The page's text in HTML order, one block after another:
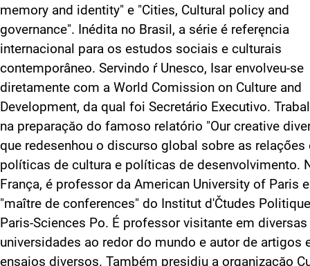
memory and identity" e "Cities, Cultural policy and
governance". Inédita no Brasil, a série é referęncia
internacional para os estudos sociais e culturais
contemporâneo. Servindo ŕ Unesco, Isar envolveu-se
diretamente com a World Comission on Culture and
Development, da qual foi Secretário Executivo.
na preparaçăo do famoso relatório "Our creative
que redesenhou o discurso global sobre as relaçőes
políticas de cultura e políticas de desenvolvimento.
França, é professor da American University of Paris e
"maître de conferences" do Institut d'Čtudes
Paris-Sciences Po. É professor visitante em diversas
universidades ao redor do mundo e autor de artigos
ensaios diversos. Também presidiu a organizaçăo